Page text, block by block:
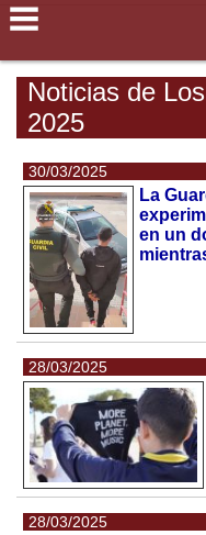
Noticias de
2025
30/03/2025
La
en un
28/03/2025
28/03/2025